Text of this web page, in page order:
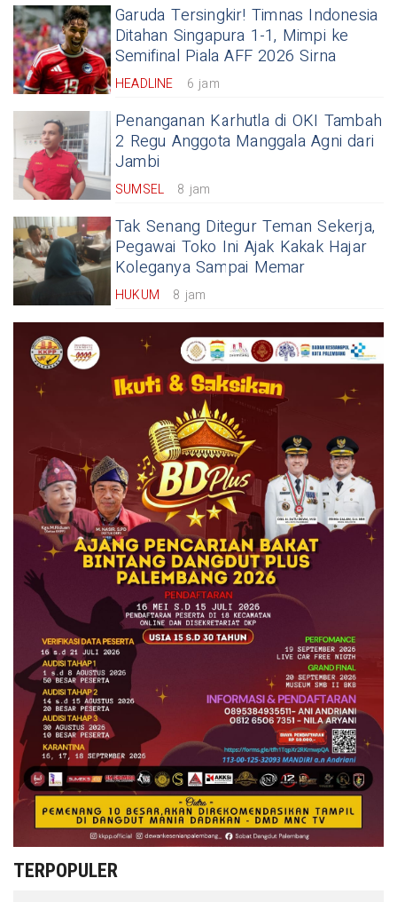
Garuda Tersingkir! Timnas Indonesia
Ditahan Singapura 1-1, Mimpi ke
Semifinal Piala AFF 2026 Sirna
HEADLINE 6 jam
Penanganan Karhutla di OKI Tambah
2 Regu Anggota Manggala Agni dari
Jambi
SUMSEL 8 jam
Tak Senang Ditegur Teman Sekerja,
Pegawai Toko Ini Ajak Kakak Hajar
Koleganya Sampai Memar
HUKUM 8 jam
TERPOPULER